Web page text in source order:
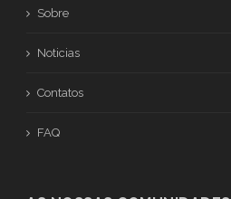
Sobre
Noticias
Contatos
FAQ